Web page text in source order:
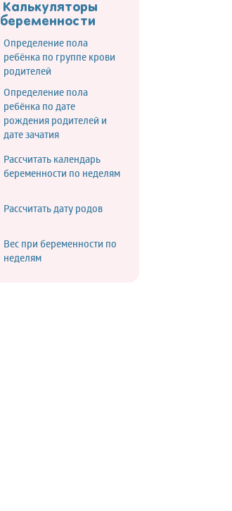
Калькуляторы
беременности
Определение пола
ребёнка по группе крови
родителей
Определение пола
ребёнка по дате
рождения родителей и
дате зачатия
Рассчитать календарь
беременности по неделям
Рассчитать дату родов
Вес при беременности по
неделям